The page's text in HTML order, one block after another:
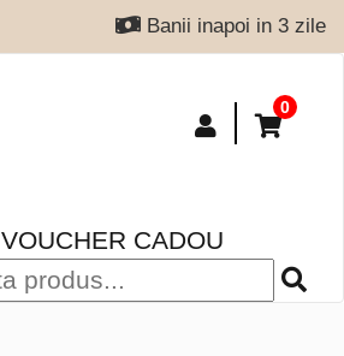
Banii inapoi in 3 zile
0
VOUCHER CADOU